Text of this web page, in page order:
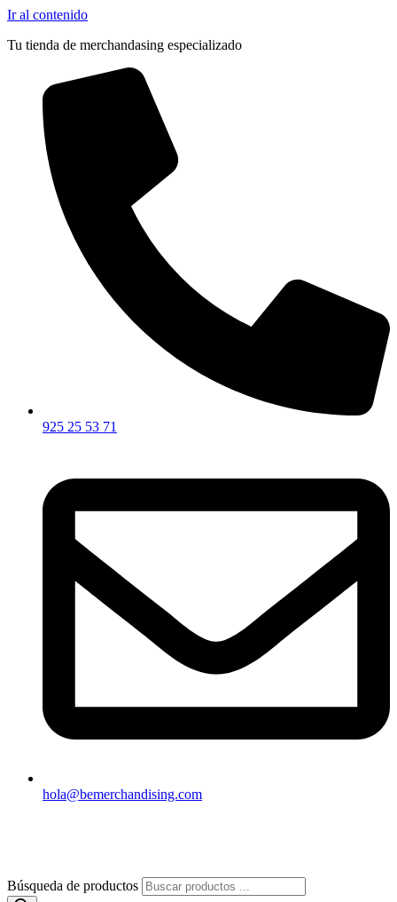
Ir al contenido
Tu tienda de merchandasing especializado
925 25 53 71
hola@bemerchandising.com
Búsqueda de productos